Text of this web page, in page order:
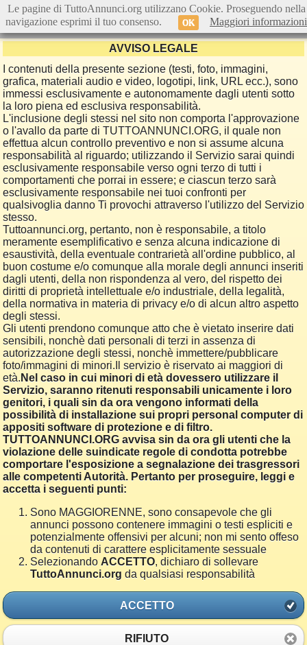
AVVISO LEGALE
I contenuti della presente sezione (testi, foto, immagini,
grafica, materiali audio e video, logotipi, link, URL ecc.), sono
immessi esclusivamente e autonomamente dagli utenti sotto
la loro piena ed esclusiva responsabilità.
L'inclusione degli stessi nel sito non comporta l'approvazione
o l'avallo da parte di TUTTOANNUNCI.ORG, il quale non
effettua alcun controllo preventivo e non si assume alcuna
responsabilità al riguardo; utilizzando il Servizio sarai quindi
esclusivamente responsabile verso ogni terzo di tutti i
comportamenti che porrai in essere; e ciascun terzo sarà
esclusivamente responsabile nei tuoi confronti per
qualsivoglia danno Ti provochi attraverso l'utilizzo del Servizio
stesso.
Tuttoannunci.org, pertanto, non è responsabile, a titolo
meramente esemplificativo e senza alcuna indicazione di
esaustività, della eventuale contrarietà all'ordine pubblico, al
buon costume e/o comunque alla morale degli annunci inseriti
dagli utenti, della non rispondenza al vero, del rispetto dei
diritti di proprietà intellettuale e/o industriale, della legalità,
della normativa in materia di privacy e/o di alcun altro aspetto
degli stessi.
Gli utenti prendono comunque atto che è vietato inserire dati
sensibili, nonchè dati personali di terzi in assenza di
autorizzazione degli stessi, nonchè immettere/pubblicare
foto/immagini di minori.Il servizio è riservato ai maggiori di
età. Nel caso in cui minori di età dovessero utilizzare il
Servizio, saranno ritenuti responsabili unicamente i loro
genitori, i quali sin da ora vengono informati della
possibilità di installazione sui propri personal computer di
appositi software di protezione e di filtro.
TUTTOANNUNCI.ORG avvisa sin da ora gli utenti che la
violazione delle suindicate regole di condotta potrebbe
comportare l'esposizione a segnalazione dei trasgressori
alle competenti Autorità. Pertanto per proseguire, leggi e
accetta i seguenti punti:
Sono MAGGIORENNE, sono consapevole che gli
annunci possono contenere immagini o testi espliciti e
potenzialmente offensivi per alcuni; non mi sento offeso
da contenuti di carattere esplicitamente sessuale
Selezionando ACCETTO, dichiaro di sollevare
TuttoAnnunci.org da qualsiasi responsabilità
ACCETTO
RIFIUTO
Le pagine di TuttoAnnunci.org utilizzano Cookie. Proseguendo nella
navigazione esprimi il tuo consenso.
OK Maggiori informazioni